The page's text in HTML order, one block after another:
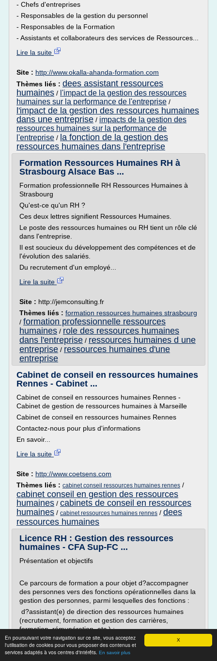
X
En poursuivant votre navigation sur ce site, vous acceptez
l'utilisation de cookies pour vous proposer des contenus et
services adaptés à vos centres d'intérêts. En savoir plus
- Chefs d'entreprises
- Responsables de la gestion du personnel
- Responsables de la Formation
- Assistants et collaborateurs des services de Ressources...
Lire la suite
Site : http://www.okalla-ahanda-formation.com
Thèmes liés : dees assistant ressources
humaines / l'impact de la gestion des ressources
humaines sur la performance de l'entreprise /
l'impact de la gestion des ressources humaines
dans une entreprise / impacts de la gestion des
ressources humaines sur la performance de
l'entreprise / la fonction de la gestion des
ressources humaines dans l'entreprise
Formation Ressources Humaines RH à
Strasbourg Alsace Bas ...
Formation professionnelle RH Ressources Humaines à
Strasbourg
Qu'est-ce qu'un RH ?
Ces deux lettres signifient Ressources Humaines.
Le poste des ressources humaines ou RH tient un rôle clé
dans l'entreprise.
Il est soucieux du développement des compétences et de
l'évolution des salariés.
Du recrutement d'un employé...
Lire la suite
Site : http://jemconsulting.fr
Thèmes liés : formation ressources humaines strasbourg
/ formation professionnelle ressources
humaines / role des ressources humaines
dans l'entreprise / ressources humaines d une
entreprise / ressources humaines d'une
entreprise
Cabinet de conseil en ressources humaines
Rennes - Cabinet ...
Cabinet de conseil en ressources humaines Rennes -
Cabinet de gestion de ressources humaines à Marseille
Cabinet de conseil en ressources humaines Rennes
Contactez-nous pour plus d'informations
En savoir...
Lire la suite
Site : http://www.coetsens.com
Thèmes liés : cabinet conseil ressources humaines rennes /
cabinet conseil en gestion des ressources
humaines / cabinets de conseil en ressources
humaines / cabinet ressources humaines rennes / dees
ressources humaines
Licence RH : Gestion des ressources
humaines - CFA Sup-FC ...
Présentation et objectifs
Ce parcours de formation a pour objet d?accompagner
des personnes vers des fonctions opérationnelles dans la
gestion des personnes, parmi lesquelles des fonctions :
d?assistant(e) de direction des ressources humaines
(recrutement, formation et gestion des carrières,
formation, rémunération, etc.) ;
de généraliste dans la fonction Ressources Humaines au
sein d?un établissement,...